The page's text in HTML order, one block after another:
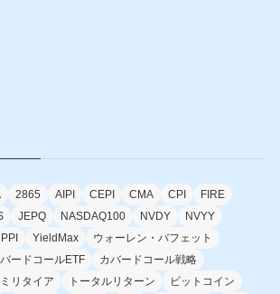
2865 AIPI CEPI CMA CPI
FIRE
JEPQ NASDAQ100 NVDY
NVYY
PPI YieldMax
ウォーレン・バフェット
ードコールETF
カバードコール戦略
リタイア トータルリターン
ビットコイン